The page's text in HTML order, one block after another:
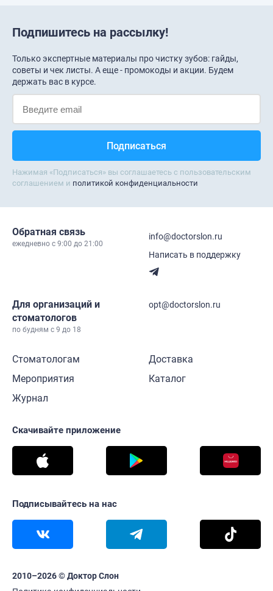
Подпишитесь на рассылку!
Только экспертные материалы про чистку зубов: гайды,
советы и чек листы. А еще - промокоды и акции. Будем
держать вас в курсе.
Нажимая «Подписаться» вы соглашаетесь с пользовательским
соглашением и политикой конфиденциальности
Обратная связь
ежедневно c 9:00 до 21:00
info@doctorslon.ru
Написать в поддержку
Для организаций и
стоматологов
по будням с 9 до 18
opt@doctorslon.ru
Стоматологам
Мероприятия
Журнал
Доставка
Каталог
Скачивайте приложение
Подписывайтесь на нас
2010–2026 © Доктор Слон